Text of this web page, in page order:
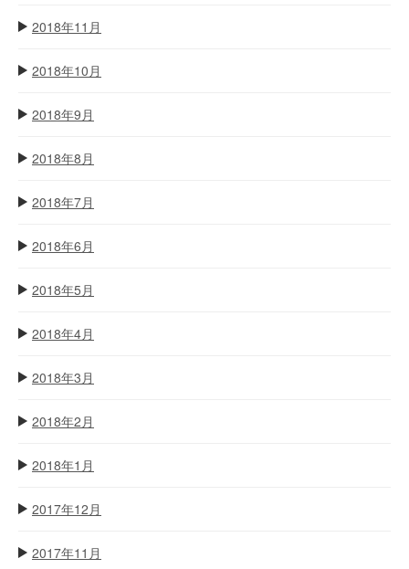
2018年11月
2018年10月
2018年9月
2018年8月
2018年7月
2018年6月
2018年5月
2018年4月
2018年3月
2018年2月
2018年1月
2017年12月
2017年11月